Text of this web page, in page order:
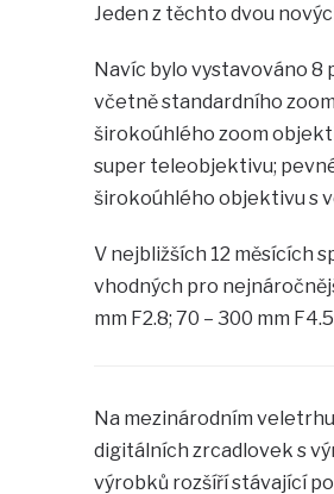
Jeden z těchto dvou
Navíc bylo vystavováno
včetně standardního
širokoúhlého zoom
super teleobjektivu;
širokoúhlého objektivu s
V nejbližších 12 měsících
vhodných pro
mm F2.8; 70 – 300 mm
Na mezinárodním
digitálních zrcadlovek s
výrobků rozšíří stávající